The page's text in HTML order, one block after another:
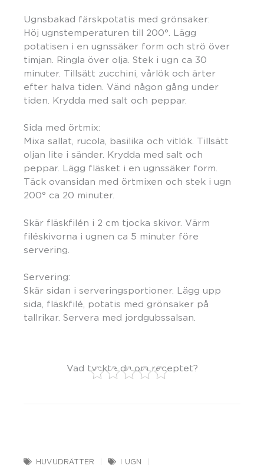
Ugnsbakad färskpotatis med grönsaker:
Höj ugnstemperaturen till 200°. Lägg
potatisen i en ugnssäker form och strö över
timjan. Ringla över olja. Stek i ugn ca 30
minuter. Tillsätt zucchini, vårlök och ärter
efter halva tiden. Vänd någon gång under
tiden. Krydda med salt och peppar.
Sida med örtmix:
Mixa sallat, rucola, basilika och vitlök. Tillsätt
oljan lite i sänder. Krydda med salt och
peppar. Lägg fläsket i en ugnssäker form.
Täck ovansidan med örtmixen och stek i ugn
200° ca 20 minuter.
Skär fläskfilén i 2 cm tjocka skivor. Värm
filéskivorna i ugnen ca 5 minuter före
servering.
Servering:
Skär sidan i serveringsportioner. Lägg upp
sida, fläskfilé, potatis med grönsaker på
tallrikar. Servera med jordgubssalsan.
Vad tyckte du om receptet?
HUVUDRÄTTER I UGN